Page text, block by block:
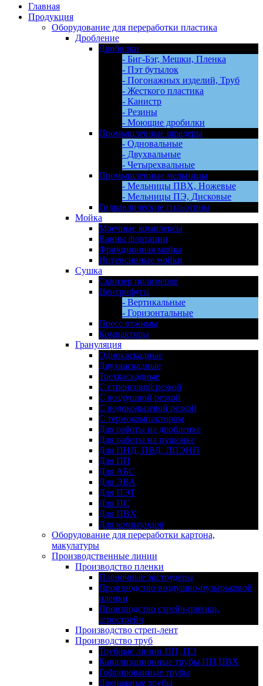
Главная
Продукция
Оборудование для переработки пластика
Дробление
Дробилки
- Биг-Бэг, Мешки, Пленка
- Пэт бутылок
- Погонажных изделий, Труб
- Жесткого пластика
- Канистр
- Резины
- Моющие дробилки
Промышленные шредеры
- Одновальные
- Двухвальные
- Четырехвальные
Промышленные мельницы
- Мельницы ПВХ, Ножевые
- Мельницы ПЭ, Дисковые
Гидравлические гильотины
Мойка
Моечные комплексы
Ванны флотации
Фрикционная мойка
Интенсивные мойки
Сушка
Сквизер полимеров
Центрифуги
- Вертикальные
- Горизонтальные
Пресс отжимы
Компакторы
Грануляция
Однокаскадные
Двухкаскадные
Трехкаскадные
С стренговой резкой
С воздушной резкой
С водокольцевой резкой
С термокомпактором
Для работы на дробленке
Для работы на пушонке
Для ПНД, ПВД, ЛПЭНП
Для ПП
Для АБС
Для ЭВА
Для ПЭТ
Для ПС
Для ПВХ
Для компаундов
Оборудование для переработки картона,
макулатуры
Производственные линии
Производство пленки
Пленочные экструдеры
Производство воздушно-пузырьковой
пленки
Производство стрейч-плёнки,
агрострейч
Производство стреп-лент
Производство труб
Трубные линии ПП, ПЭ
Канализационные трубы ПП,ПВХ
Гофрированные трубы
Дренажные трубы